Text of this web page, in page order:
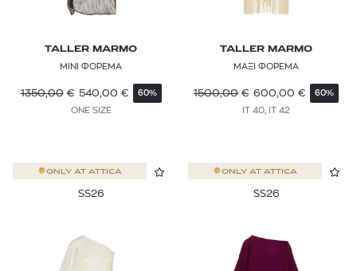
TALLER MARMO
ΜΙΝΙ ΦΟΡΕΜΑ
1350,00 € 540,00 € 60%
ONE SIZE
TALLER MARMO
ΜΑΞΙ ΦΟΡΕΜΑ
1500,00 € 600,00 € 60%
IT 40, IT 42
ONLY AT ATTICA
SS26
ONLY AT ATTICA
SS26